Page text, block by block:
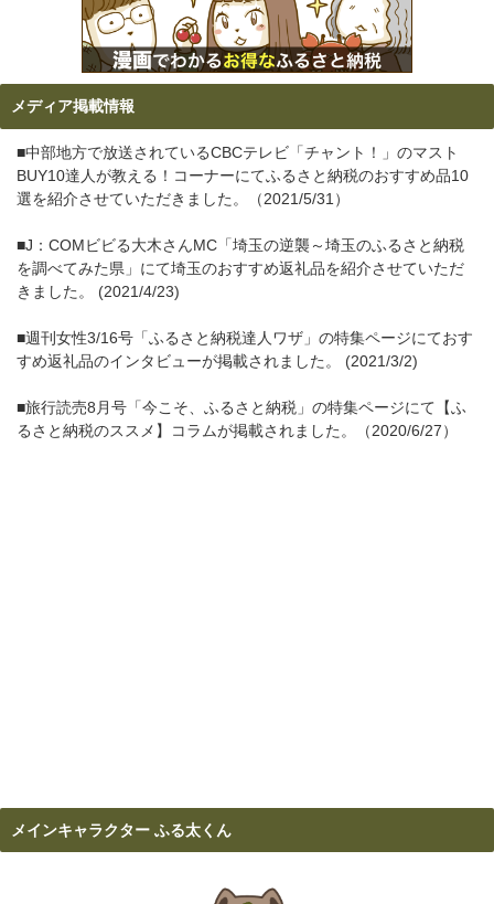
メディア掲載情報
■中部地方で放送されているCBCテレビ「チャント！」のマスト
BUY10達人が教える！コーナーにてふるさと納税のおすすめ品10
選を紹介させていただきました。（2021/5/31）
■J：COMビビる大木さんMC「埼玉の逆襲～埼玉のふるさと納税
を調べてみた県」にて埼玉のおすすめ返礼品を紹介させていただ
きました。 (2021/4/23)
■週刊女性3/16号「ふるさと納税達人ワザ」の特集ページにておす
すめ返礼品のインタビューが掲載されました。 (2021/3/2)
■旅行読売8月号「今こそ、ふるさと納税」の特集ページにて【ふ
るさと納税のススメ】コラムが掲載されました。（2020/6/27）
メインキャラクター ふる太くん